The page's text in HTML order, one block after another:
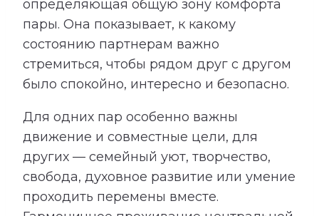
определяющая общую зону комфорта
пары. Она показывает, к какому
состоянию партнерам важно
стремиться, чтобы рядом друг с другом
было спокойно, интересно и безопасно.
Для одних пар особенно важны
движение и совместные цели, для
других — семейный уют, творчество,
свобода, духовное развитие или умение
проходить перемены вместе.